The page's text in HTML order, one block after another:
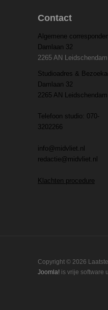
Contact
Algemene
Damlaan 32
2265 AN Leidschendam
Studioadres &
Damlaan 32
2265 AN Leidschendam
Telefoon studio: 070-
3202266
info@midvliet.nl
redactie@midvliet.nl
Klachten procedure
Copyright © 2026
Joomla! is vrije software